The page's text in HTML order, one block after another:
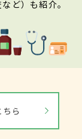
ど）も紹介。
ら